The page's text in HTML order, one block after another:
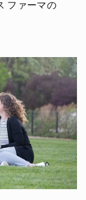
ファーマの